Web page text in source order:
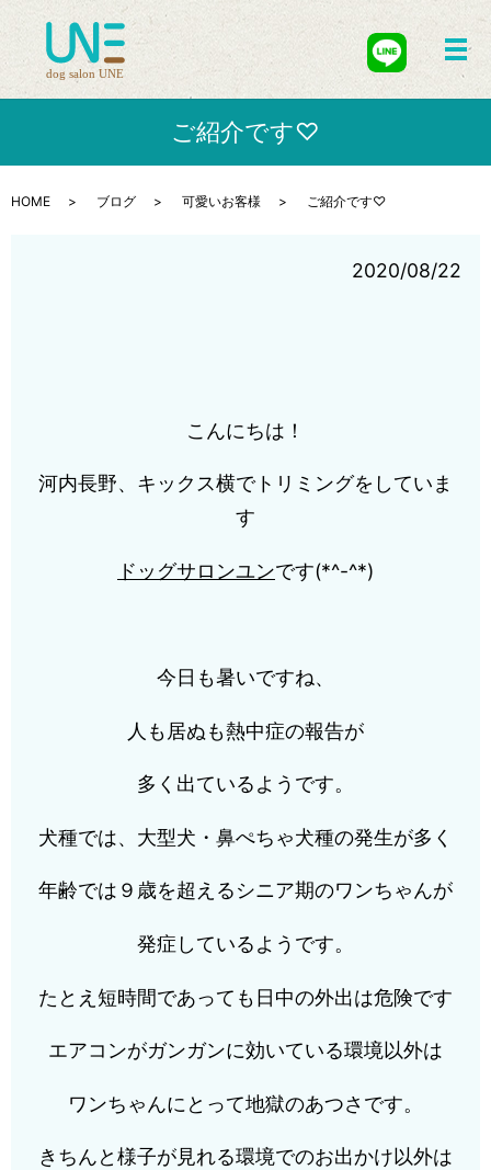
メ
ご紹介です♡
HOME ブログ 可愛いお客様 ご紹介です♡
2020/08/22
こんにちは！
河内長野、キックス横でトリミングをしていま
す
ドッグサロンユンです(*^-^*)
今日も暑いですね、
人も居ぬも熱中症の報告が
多く出ているようです。
犬種では、大型犬・鼻ぺちゃ犬種の発生が多く
年齢では９歳を超えるシニア期のワンちゃんが
発症しているようです。
たとえ短時間であっても日中の外出は危険です
エアコンがガンガンに効いている環境以外は
ワンちゃんにとって地獄のあつさです。
きちんと様子が見れる環境でのお出かけ以外は